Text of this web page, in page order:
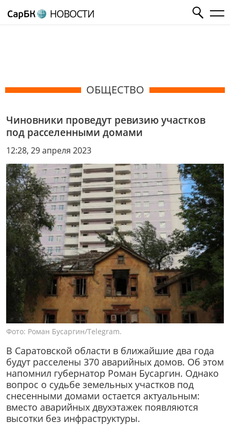
НОВОСТИ
ОБЩЕСТВО
Чиновники проведут ревизию участков
под расселенными домами
12:28, 29 апреля 2023
Фото: Роман Бусаргин/Telegram.
В Саратовской области в ближайшие два года
будут расселены 370 аварийных домов. Об этом
напомнил губернатор Роман Бусаргин. Однако
вопрос о судьбе земельных участков под
снесенными домами остается актуальным:
вместо аварийных двухэтажек появляются
высотки без инфраструктуры.